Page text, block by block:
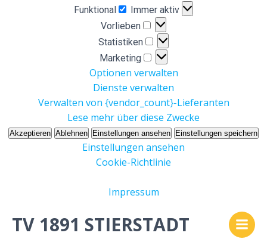
Funktional
Funktional
Immer aktiv
Vorlieben
Vorlieben
Statistiken
Statistiken
Marketing
Marketing
Optionen verwalten
Dienste verwalten
Verwalten von {vendor_count}-Lieferanten
Lese mehr über diese Zwecke
Akzeptieren Ablehnen Einstellungen ansehen Einstellungen speichern
Einstellungen ansehen
Cookie-Richtlinie
Impressum
Inhalt
springen
TV 1891 STIERSTADT